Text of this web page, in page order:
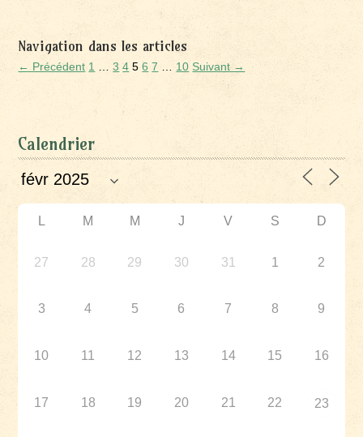
Navigation dans les articles
← Précédent 1 3 4 5 6 7 10 Suivant →
Calendrier
L M M J V S D
27 28 29 30 31 1 2
3 4 5 6 7 8 9
10 11 12 13 14 15 16
17 18 19 20 21 22 23